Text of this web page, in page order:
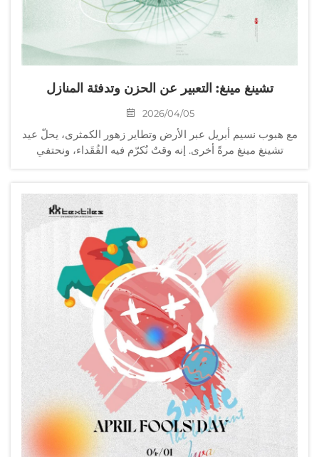
تشينغ مينغ: التعبير عن الحزن وتدفئة المنازل
2026/04/05
مع هبوب نسيم أبريل عبر الأرض وتطاير زهور الكمثرى، يحلّ عيد
تشينغ مينغ مرةً أخرى. إنه وقتٌ نُكرّم فيه الفُقَداء، ونحتفي